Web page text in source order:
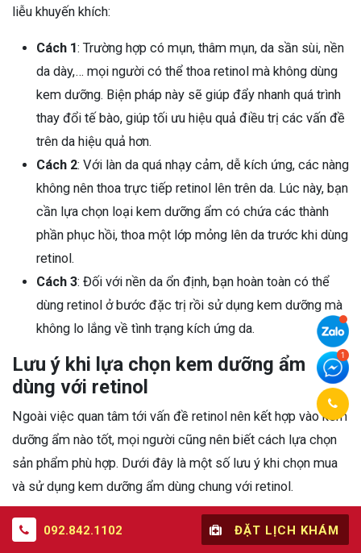
liễu khuyến khích:
Cách 1: Trường hợp có mụn, thâm mụn, da sần sùi, nền
da dày,… mọi người có thể thoa retinol mà không dùng
kem dưỡng. Biện pháp này sẽ giúp đẩy nhanh quá trình
thay đổi tế bào, giúp tối ưu hiệu quả điều trị các vấn đề
trên da hiệu quả hơn.
Cách 2: Với làn da quá nhạy cảm, dễ kích ứng, các nàng
không nên thoa trực tiếp retinol lên trên da. Lúc này, bạn
cần lựa chọn loại kem dưỡng ẩm có chứa các thành
phần phục hồi, thoa một lớp mỏng lên da trước khi dùng
retinol.
Cách 3: Đối với nền da ổn định, bạn hoàn toàn có thể
dùng retinol ở bước đặc trị rồi sử dụng kem dưỡng mà
không lo lắng về tình trạng kích ứng da.
Lưu ý khi lựa chọn kem dưỡng ẩm
dùng với retinol
Ngoài việc quan tâm tới vấn đề retinol nên kết hợp vào kem
dưỡng ẩm nào tốt, mọi người cũng nên biết cách lựa chọn
sản phẩm phù hợp. Dưới đây là một số lưu ý khi chọn mua
và sử dụng kem dưỡng ẩm dùng chung với retinol.
Chọn kem dưỡng ẩm có thành phần, kết cấu phù hợp
với đặc điểm riêng của làn da. Các bạn sở hữu làn da
092.842.1102 ĐẶT LỊCH KHÁM